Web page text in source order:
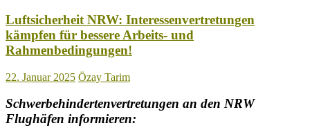
Luftsicherheit NRW: Interessenvertretungen
kämpfen für bessere Arbeits- und
Rahmenbedingungen!
22. Januar 2025 Özay Tarim
Schwerbehindertenvertretungen an den NRW
Flughäfen informieren: